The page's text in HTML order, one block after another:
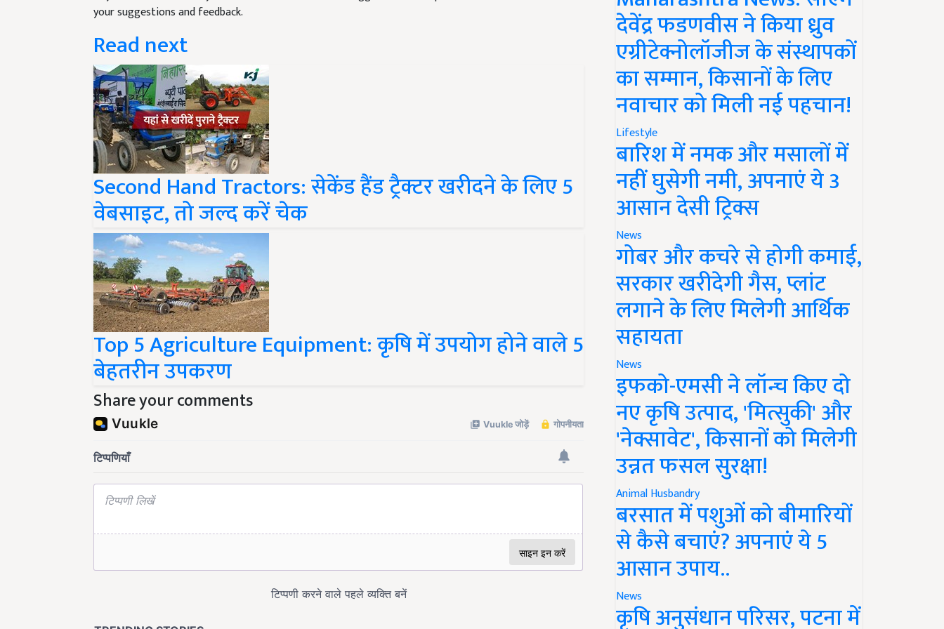
Read next
Second Hand Tractors: सेकेंड हैंड ट्रैक्टर खरीदने के लिए 5
वेबसाइट, तो जल्द करें चेक
Top 5 Agriculture Equipment: कृषि में उपयोग होने वाले 5
बेहतरीन उपकरण
Share your comments
देवेंद्र फडणवीस ने किया ध्रुव
एग्रीटेक्नोलॉजीज के संस्थापकों
का सम्मान, किसानों के लिए
नवाचार को मिली नई पहचान!
Lifestyle
बारिश में नमक और मसालों में
नहीं घुसेगी नमी, अपनाएं ये 3
आसान देसी ट्रिक्स
News
गोबर और कचरे से होगी कमाई,
सरकार खरीदेगी गैस, प्लांट
लगाने के लिए मिलेगी आर्थिक
सहायता
News
इफको-एमसी ने लॉन्च किए दो
नए कृषि उत्पाद, 'मित्सुकी' और
'नेक्सावेट', किसानों को मिलेगी
उन्नत फसल सुरक्षा!
Animal Husbandry
बरसात में पशुओं को बीमारियों
से कैसे बचाएं? अपनाएं ये 5
आसान उपाय..
News
कृषि अनुसंधान परिसर, पटना में